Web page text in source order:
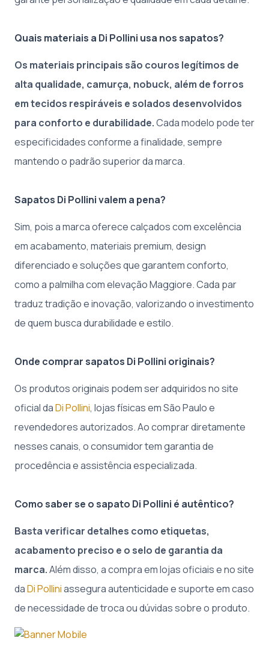
Quais materiais a Di Pollini usa nos sapatos?
Os materiais principais são couros legítimos de
alta qualidade, camurça, nobuck, além de forros
em tecidos respiráveis e solados desenvolvidos
para conforto e durabilidade.Cada modelo pode ter
especificidades conforme a finalidade, sempre
mantendo o padrão superior da marca.
Sapatos Di Pollini valem a pena?
Sim, pois a marca oferece calçados com excelência
em acabamento, materiais premium, design
diferenciado e soluções que garantem conforto,
como a palmilha com elevação Maggiore. Cada par
traduz tradição e inovação, valorizando o investimento
de quem busca durabilidade e estilo.
Onde comprar sapatos Di Pollini originais?
Os produtos originais podem ser adquiridos no site
oficial daDi Pollini, lojas físicas em São Paulo e
revendedores autorizados. Ao comprar diretamente
nesses canais, o consumidor tem garantia de
procedência e assistência especializada.
Como saber se o sapato Di Pollini é autêntico?
Basta verificar detalhes como etiquetas,
acabamento preciso e o selo de garantia da
marca.Além disso, a compra em lojas oficiais e no site
daDi Polliniassegura autenticidade e suporte em caso
de necessidade de troca ou dúvidas sobre o produto.